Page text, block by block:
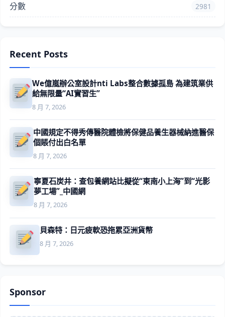
分數 2981
Recent Posts
We億嵐辦公室設計nti Labs整合數據孤島 為建筑業供
給無限量“AI實習生”
8 月 7, 2026
中國規定不得秀傳醫院體檢將保健品養生器械納進醫保
個賬付出白名單
8 月 7, 2026
寧夏石炭井：查包養網站比擬從“東南小上海”到“光影
夢工場”_中國網
8 月 7, 2026
貝森特：日元疲軟恐拖累亞洲貨幣
8 月 7, 2026
Sponsor